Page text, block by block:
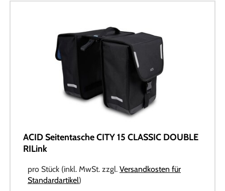
ACID Seitentasche CITY 15 CLASSIC DOUBLE
RILink
pro Stück (inkl. MwSt. zzgl. Versandkosten für
Standardartikel)